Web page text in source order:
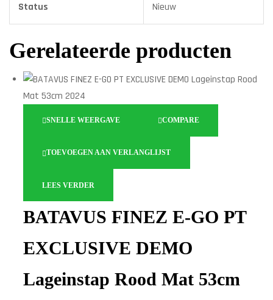
Status Nieuw
Gerelateerde producten
SNELLE WEERGAVE COMPARE
TOEVOEGEN AAN VERLANGLIJST
LEES VERDER
BATAVUS FINEZ E-GO PT
EXCLUSIVE DEMO
Lageinstap Rood Mat 53cm